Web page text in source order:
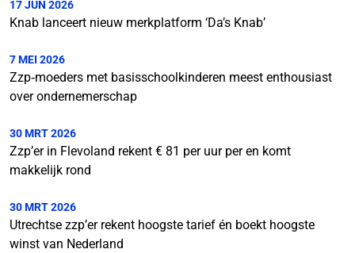
17 JUN 2026
Knab lanceert nieuw merkplatform ‘Da’s Knab’
7 MEI 2026
Zzp‑moeders met basisschoolkinderen meest enthousiast
over ondernemerschap
30 MRT 2026
Zzp’er in Flevoland rekent € 81 per uur per en komt
makkelijk rond
30 MRT 2026
Utrechtse zzp’er rekent hoogste tarief én boekt hoogste
winst van Nederland